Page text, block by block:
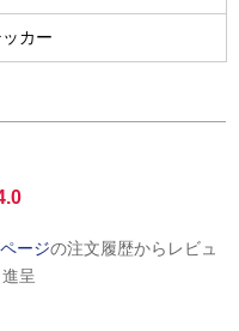
カー
ージの注文履歴からレビュ
進呈